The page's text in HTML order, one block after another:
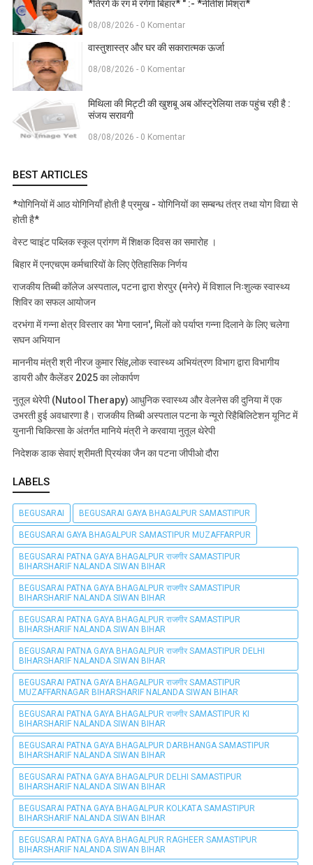
*तिरंगे के रंग में रंगेगा बिहार* " :- *नीतीश मिश्रा*
08/08/2026 - 0 Komentar
वास्तुशास्त्र और घर की सकारात्मक ऊर्जा
08/08/2026 - 0 Komentar
मिथिला की मिट्टी की खुशबू अब ऑस्ट्रेलिया तक पहुंच रही है :
संजय सरावगी
08/08/2026 - 0 Komentar
BEST ARTICLES
*योगिनियों में आठ योगिनियाँ होती है प्रमुख - योगिनियों का सम्बन्ध तंत्र तथा योग विद्या से
होती है*
वेस्ट प्वाइंट पब्लिक स्कूल प्रांगण में शिक्षक दिवस का समारोह ।
बिहार में एनएचएम कर्मचारियों के लिए ऐतिहासिक निर्णय
राजकीय तिब्बी कॉलेज अस्पताल, पटना द्वारा शेरपुर (मनेर) में विशाल निःशुल्क स्वास्थ्य
शिविर का सफल आयोजन
दरभंगा में गन्ना क्षेत्र विस्तार का 'मेगा प्लान', मिलों को पर्याप्त गन्ना दिलाने के लिए चलेगा
सघन अभियान
माननीय मंत्री श्री नीरज कुमार सिंह,लोक स्वास्थ्य अभियंत्रण विभाग द्वारा विभागीय
डायरी और कैलेंडर 2025 का लोकार्पण
नुतूल थेरेपी (Nutool Therapy) आधुनिक स्वास्थ्य और वेलनेस की दुनिया में एक
उभरती हुई अवधारणा है। राजकीय तिब्बी अस्पताल पटना के न्यूरो रिहैबिलिटेशन यूनिट में
युनानी चिकित्सा के अंतर्गत मानिये मंत्री ने करवाया नुतूल थेरेपी
निदेशक डाक सेवाएं श्रीमती प्रियंका जैन का पटना जीपीओ दौरा
LABELS
BEGUSARAI BEGUSARAI GAYA BHAGALPUR SAMASTIPUR
BEGUSARAI GAYA BHAGALPUR SAMASTIPUR MUZAFFARPUR
BEGUSARAI PATNA GAYA BHAGALPUR राजगीर SAMASTIPUR
BIHARSHARIF NALANDA SIWAN BIHAR
BEGUSARAI PATNA GAYA BHAGALPUR राजगीर SAMASTIPUR
BIHARSHARIF NALANDA SIWAN BIHAR
BEGUSARAI PATNA GAYA BHAGALPUR राजगीर SAMASTIPUR
BIHARSHARIF NALANDA SIWAN BIHAR
BEGUSARAI PATNA GAYA BHAGALPUR राजगीर SAMASTIPUR DELHI
BIHARSHARIF NALANDA SIWAN BIHAR
BEGUSARAI PATNA GAYA BHAGALPUR राजगीर SAMASTIPUR
MUZAFFARNAGAR BIHARSHARIF NALANDA SIWAN BIHAR
BEGUSARAI PATNA GAYA BHAGALPUR राजगीर SAMASTIPUR KI
BIHARSHARIF NALANDA SIWAN BIHAR
BEGUSARAI PATNA GAYA BHAGALPUR DARBHANGA SAMASTIPUR
BIHARSHARIF NALANDA SIWAN BIHAR
BEGUSARAI PATNA GAYA BHAGALPUR DELHI SAMASTIPUR
BIHARSHARIF NALANDA SIWAN BIHAR
BEGUSARAI PATNA GAYA BHAGALPUR KOLKATA SAMASTIPUR
BIHARSHARIF NALANDA SIWAN BIHAR
BEGUSARAI PATNA GAYA BHAGALPUR RAGHEER SAMASTIPUR
BIHARSHARIF NALANDA SIWAN BIHAR